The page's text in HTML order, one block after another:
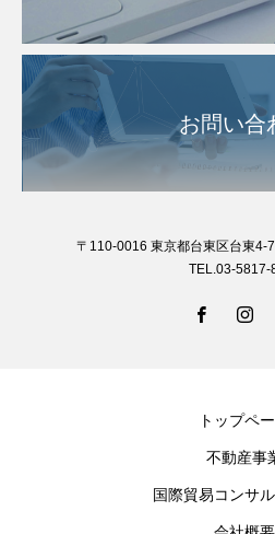
お問い合
〒110-0016 東京都台東区台東4-
TEL.03-5817-
トップペ
不動産事
国際貿易コンサ